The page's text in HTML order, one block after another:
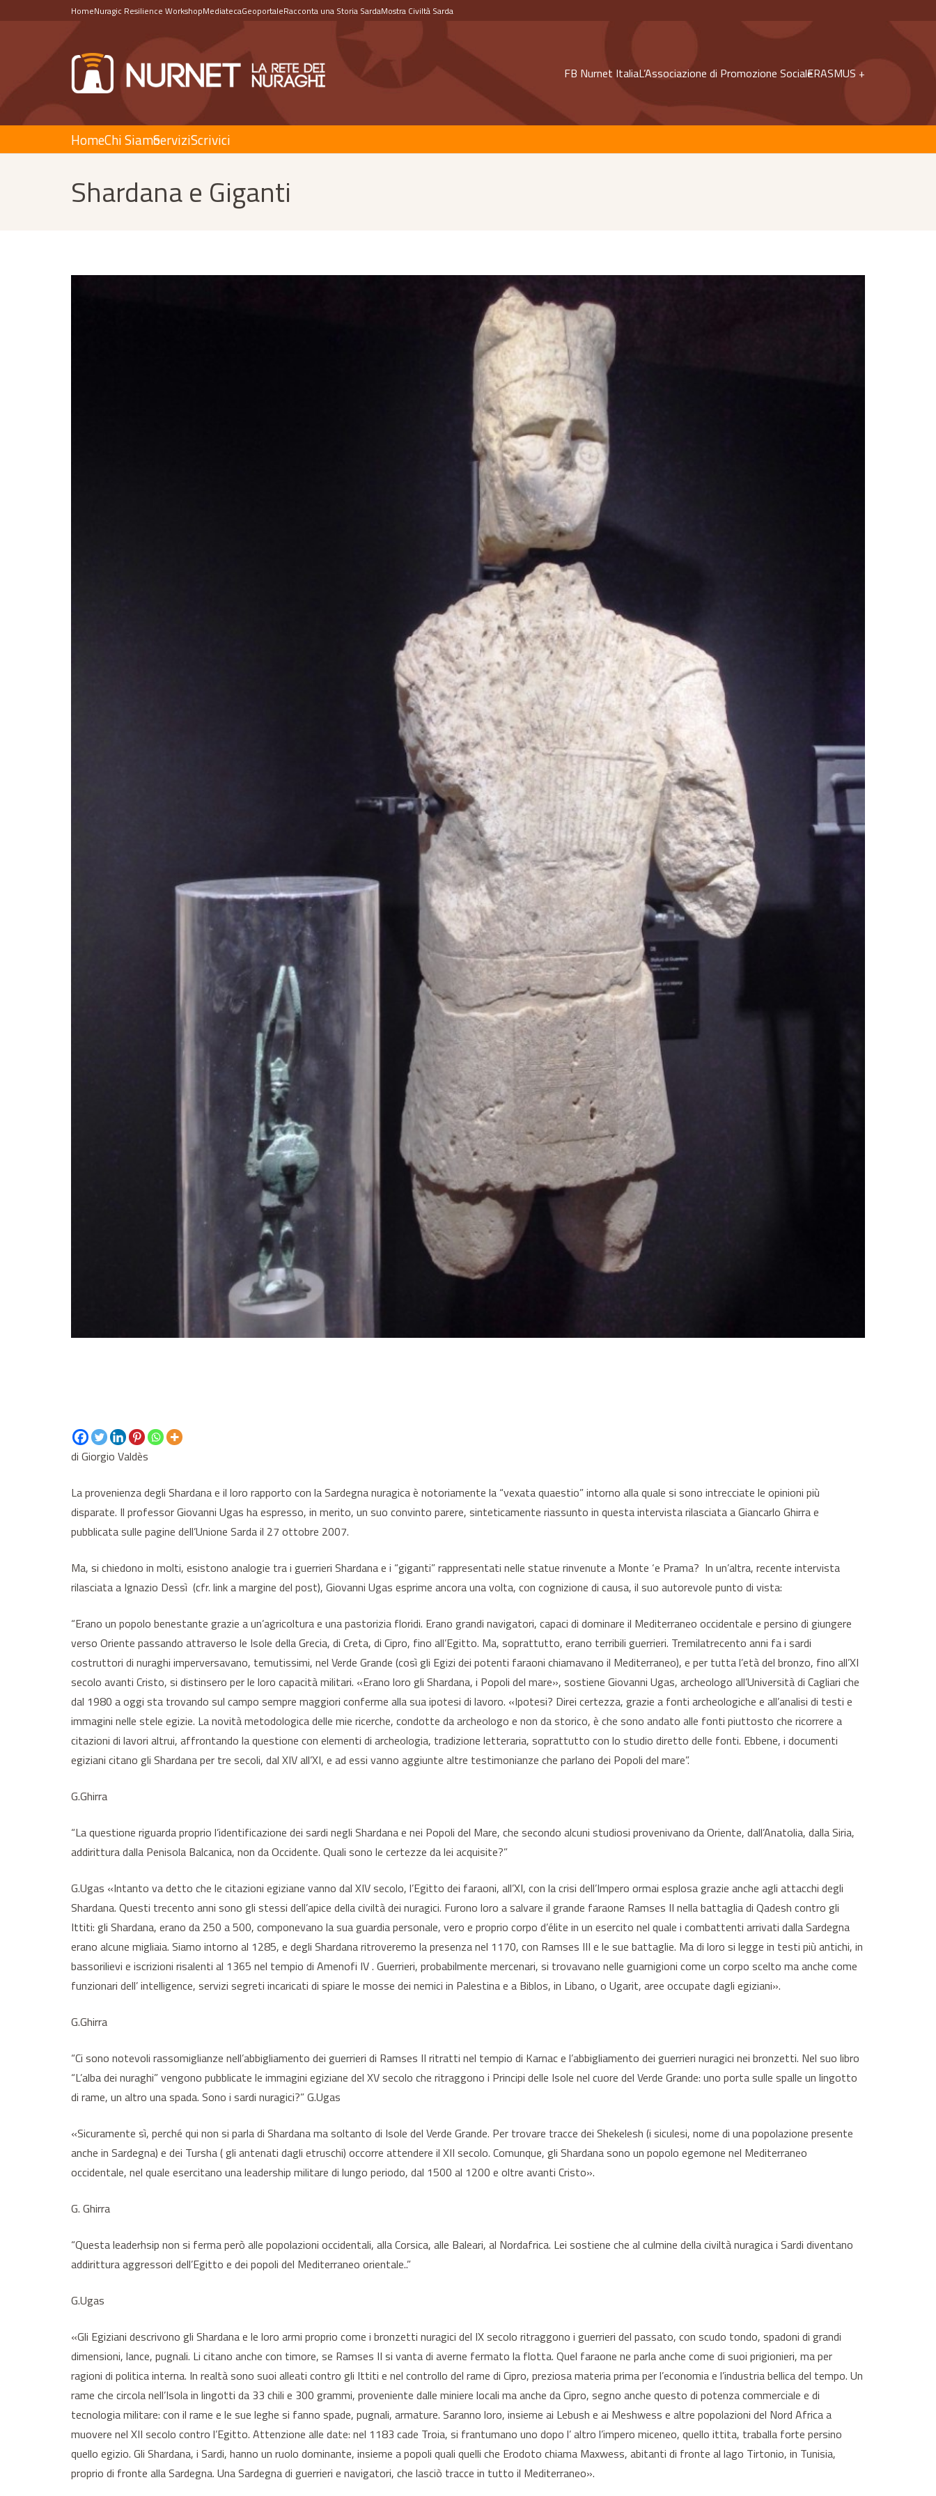
HomeNuragic Resilience WorkshopMediatecaGeoportaleRacconta una Storia SardaMostra Civiltà Sarda
FB Nurnet ItaliaL’Associazione di Promozione SocialeERASMUS +
HomeChi SiamoServiziScrivici
Shardana e Giganti
di Giorgio Valdès
La provenienza degli Shardana e il loro rapporto con la Sardegna nuragica è notoriamente la “vexata quaestio” intorno alla quale si sono intrecciate le opinioni più
disparate. Il professor Giovanni Ugas ha espresso, in merito, un suo convinto parere, sinteticamente riassunto in questa intervista rilasciata a Giancarlo Ghirra e
pubblicata sulle pagine dell’Unione Sarda il 27 ottobre 2007.
Ma, si chiedono in molti, esistono analogie tra i guerrieri Shardana e i “giganti” rappresentati nelle statue rinvenute a Monte ‘e Prama? In un’altra, recente intervista
rilasciata a Ignazio Dessì (cfr. link a margine del post), Giovanni Ugas esprime ancora una volta, con cognizione di causa, il suo autorevole punto di vista:
“Erano un popolo benestante grazie a un’agricoltura e una pastorizia floridi. Erano grandi navigatori, capaci di dominare il Mediterraneo occidentale e persino di giungere
verso Oriente passando attraverso le Isole della Grecia, di Creta, di Cipro, fino all’Egitto. Ma, soprattutto, erano terribili guerrieri. Tremilatrecento anni fa i sardi
costruttori di nuraghi imperversavano, temutissimi, nel Verde Grande (così gli Egizi dei potenti faraoni chiamavano il Mediterraneo), e per tutta l’età del bronzo, fino all’XI
secolo avanti Cristo, si distinsero per le loro capacità militari. «Erano loro gli Shardana, i Popoli del mare», sostiene Giovanni Ugas, archeologo all’Università di Cagliari che
dal 1980 a oggi sta trovando sul campo sempre maggiori conferme alla sua ipotesi di lavoro. «Ipotesi? Direi certezza, grazie a fonti archeologiche e all’analisi di testi e
immagini nelle stele egizie. La novità metodologica delle mie ricerche, condotte da archeologo e non da storico, è che sono andato alle fonti piuttosto che ricorrere a
citazioni di lavori altrui, affrontando la questione con elementi di archeologia, tradizione letteraria, soprattutto con lo studio diretto delle fonti. Ebbene, i documenti
egiziani citano gli Shardana per tre secoli, dal XIV all’XI, e ad essi vanno aggiunte altre testimonianze che parlano dei Popoli del mare”.
G.Ghirra
“La questione riguarda proprio l’identificazione dei sardi negli Shardana e nei Popoli del Mare, che secondo alcuni studiosi provenivano da Oriente, dall’Anatolia, dalla Siria,
addirittura dalla Penisola Balcanica, non da Occidente. Quali sono le certezze da lei acquisite?”
G.Ugas «Intanto va detto che le citazioni egiziane vanno dal XIV secolo, l’Egitto dei faraoni, all’XI, con la crisi dell’Impero ormai esplosa grazie anche agli attacchi degli
Shardana. Questi trecento anni sono gli stessi dell’apice della civiltà dei nuragici. Furono loro a salvare il grande faraone Ramses II nella battaglia di Qadesh contro gli
Ittiti: gli Shardana, erano da 250 a 500, componevano la sua guardia personale, vero e proprio corpo d’élite in un esercito nel quale i combattenti arrivati dalla Sardegna
erano alcune migliaia. Siamo intorno al 1285, e degli Shardana ritroveremo la presenza nel 1170, con Ramses III e le sue battaglie. Ma di loro si legge in testi più antichi, in
bassorilievi e iscrizioni risalenti al 1365 nel tempio di Amenofi IV . Guerrieri, probabilmente mercenari, si trovavano nelle guarnigioni come un corpo scelto ma anche come
funzionari dell’ intelligence, servizi segreti incaricati di spiare le mosse dei nemici in Palestina e a Biblos, in Libano, o Ugarit, aree occupate dagli egiziani».
G.Ghirra
“Ci sono notevoli rassomiglianze nell’abbigliamento dei guerrieri di Ramses II ritratti nel tempio di Karnac e l’abbigliamento dei guerrieri nuragici nei bronzetti. Nel suo libro
“L’alba dei nuraghi” vengono pubblicate le immagini egiziane del XV secolo che ritraggono i Principi delle Isole nel cuore del Verde Grande: uno porta sulle spalle un lingotto
di rame, un altro una spada. Sono i sardi nuragici?” G.Ugas
«Sicuramente sì, perché qui non si parla di Shardana ma soltanto di Isole del Verde Grande. Per trovare tracce dei Shekelesh (i siculesi, nome di una popolazione presente
anche in Sardegna) e dei Tursha ( gli antenati dagli etruschi) occorre attendere il XII secolo. Comunque, gli Shardana sono un popolo egemone nel Mediterraneo
occidentale, nel quale esercitano una leadership militare di lungo periodo, dal 1500 al 1200 e oltre avanti Cristo».
G. Ghirra
“Questa leaderhsip non si ferma però alle popolazioni occidentali, alla Corsica, alle Baleari, al Nordafrica. Lei sostiene che al culmine della civiltà nuragica i Sardi diventano
addirittura aggressori dell’Egitto e dei popoli del Mediterraneo orientale..”
G.Ugas
«Gli Egiziani descrivono gli Shardana e le loro armi proprio come i bronzetti nuragici del IX secolo ritraggono i guerrieri del passato, con scudo tondo, spadoni di grandi
dimensioni, lance, pugnali. Li citano anche con timore, se Ramses II si vanta di averne fermato la flotta. Quel faraone ne parla anche come di suoi prigionieri, ma per
ragioni di politica interna. In realtà sono suoi alleati contro gli Ittiti e nel controllo del rame di Cipro, preziosa materia prima per l’economia e l’industria bellica del tempo. Un
rame che circola nell’Isola in lingotti da 33 chili e 300 grammi, proveniente dalle miniere locali ma anche da Cipro, segno anche questo di potenza commerciale e di
tecnologia militare: con il rame e le sue leghe si fanno spade, pugnali, armature. Saranno loro, insieme ai Lebush e ai Meshwess e altre popolazioni del Nord Africa a
muovere nel XII secolo contro l’Egitto. Attenzione alle date: nel 1183 cade Troia, si frantumano uno dopo l’ altro l’impero miceneo, quello ittita, traballa forte persino
quello egizio. Gli Shardana, i Sardi, hanno un ruolo dominante, insieme a popoli quali quelli che Erodoto chiama Maxwess, abitanti di fronte al lago Tirtonio, in Tunisia,
proprio di fronte alla Sardegna. Una Sardegna di guerrieri e navigatori, che lasciò tracce in tutto il Mediterraneo».